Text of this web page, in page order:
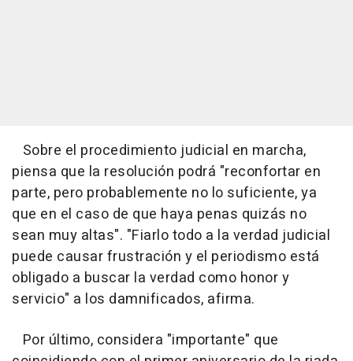
Sobre el procedimiento judicial en marcha,
piensa que la resolución podrá "reconfortar en
parte, pero probablemente no lo suficiente, ya
que en el caso de que haya penas quizás no
sean muy altas". "Fiarlo todo a la verdad judicial
puede causar frustración y el periodismo está
obligado a buscar la verdad como honor y
servicio" a los damnificados, afirma.
Por último, considera "importante" que